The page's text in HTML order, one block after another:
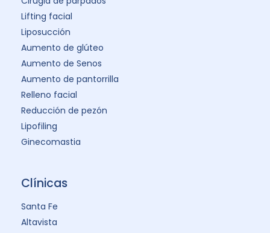
Lifting facial
Liposucción
Aumento de glúteo
Aumento de Senos
Aumento de pantorrilla
Relleno facial
Reducción de pezón
Lipofiling
Ginecomastia
Clínicas
Santa Fe
Altavista